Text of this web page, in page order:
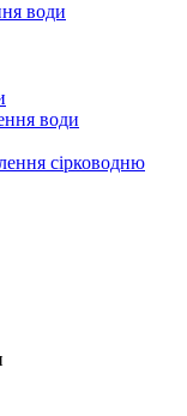
води
води
сірководню